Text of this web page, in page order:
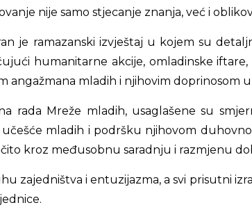
nije samo stjecanje znanja, već i
je ramazanski izvještaj u kojem su
humanitarne akcije, omladinske
angažmana mladih i njihovim
rada Mreže mladih, usaglašene su
mladih i podršku njihovom
kroz međusobnu saradnju i razmjenu
zajedništva i entuzijazma, a svi prisutni